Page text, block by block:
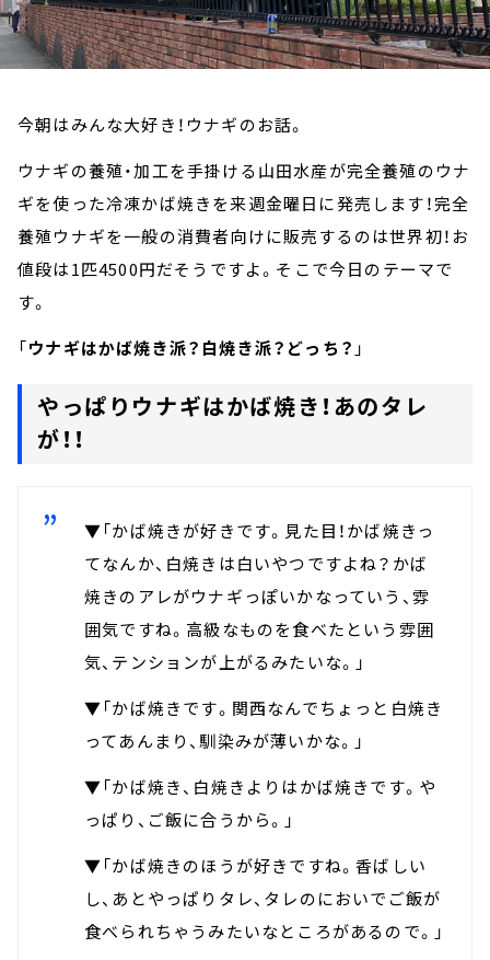
今朝はみんな大好き！ウナギのお話。
ウナギの養殖・加工を手掛ける山田水産が完全養殖のウナ
ギを使った冷凍かば焼きを来週金曜日に発売します！完全
養殖ウナギを一般の消費者向けに販売するのは世界初！お
値段は1匹4500円だそうですよ。そこで今日のテーマで
す。
「ウナギはかば焼き派？白焼き派？どっち？ 」
やっぱりウナギはかば焼き！あのタレ
が！！
▼「かば焼きが好きです。見た目！かば焼きっ
てなんか、白焼きは白いやつですよね？かば
焼きのアレがウナギっぽいかなっていう、雰
囲気ですね。高級なものを食べたという雰囲
気、テンションが上がるみたいな。」
▼「かば焼きです。関西なんでちょっと白焼き
ってあんまり、馴染みが薄いかな。」
▼「かば焼き、白焼きよりはかば焼きです。や
っぱり、ご飯に合うから。」
▼「かば焼きのほうが好きですね。香ばしい
し、あとやっぱりタレ、タレのにおいでご飯が
食べられちゃうみたいなところがあるので。」